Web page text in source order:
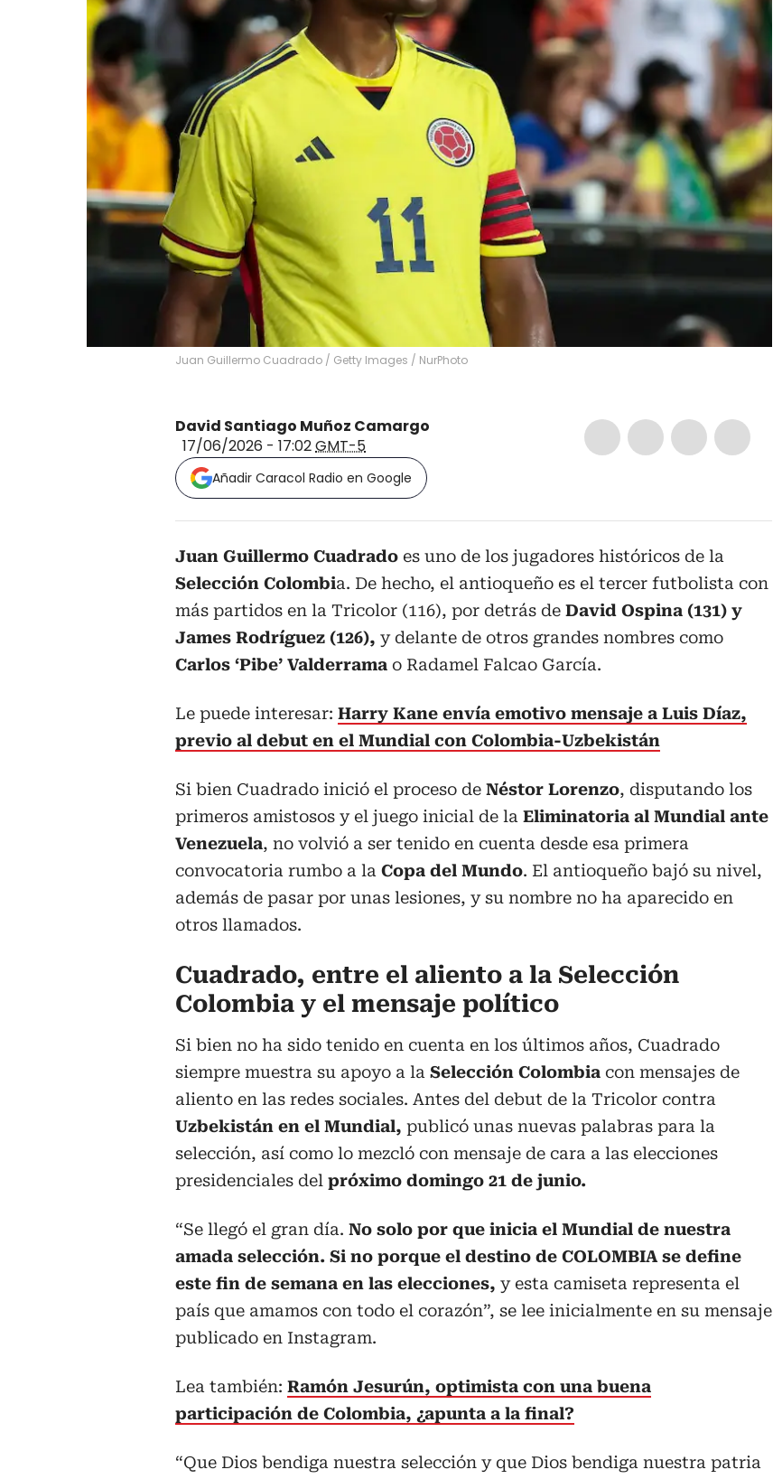
Juan Guillermo Cuadrado / Getty Images / NurPhoto
David Santiago Muñoz Camargo
17/06/2026 - 17:02GMT-5
Añadir Caracol Radio en Google
Juan Guillermo Cuadrado es uno de los jugadores históricos de la
Selección Colombia. De hecho, el antioqueño es el tercer futbolista con
más partidos en la Tricolor (116), por detrás de David Ospina (131) y
James Rodríguez (126), y delante de otros grandes nombres como
Carlos ‘Pibe’ Valderrama o Radamel Falcao García.
Le puede interesar: Harry Kane envía emotivo mensaje a Luis Díaz,
previo al debut en el Mundial con Colombia-Uzbekistán
Si bien Cuadrado inició el proceso de Néstor Lorenzo, disputando los
primeros amistosos y el juego inicial de la Eliminatoria al Mundial ante
Venezuela, no volvió a ser tenido en cuenta desde esa primera
convocatoria rumbo a la Copa del Mundo. El antioqueño bajó su nivel,
además de pasar por unas lesiones, y su nombre no ha aparecido en
otros llamados.
Cuadrado, entre el aliento a la Selección
Colombia y el mensaje político
Si bien no ha sido tenido en cuenta en los últimos años, Cuadrado
siempre muestra su apoyo a la Selección Colombia con mensajes de
aliento en las redes sociales. Antes del debut de la Tricolor contra
Uzbekistán en el Mundial, publicó unas nuevas palabras para la
selección, así como lo mezcló con mensaje de cara a las elecciones
presidenciales del próximo domingo 21 de junio.
“Se llegó el gran día. No solo por que inicia el Mundial de nuestra
amada selección. Si no porque el destino de COLOMBIA se define
este fin de semana en las elecciones, y esta camiseta representa el
país que amamos con todo el corazón”, se lee inicialmente en su mensaje
publicado en Instagram.
Lea también: Ramón Jesurún, optimista con una buena
participación de Colombia, ¿apunta a la final?
“Que Dios bendiga nuestra selección y que Dios bendiga nuestra patria